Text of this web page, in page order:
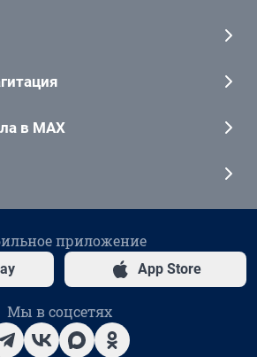
в MAX
приложение
App Store
Мы в соцсетях